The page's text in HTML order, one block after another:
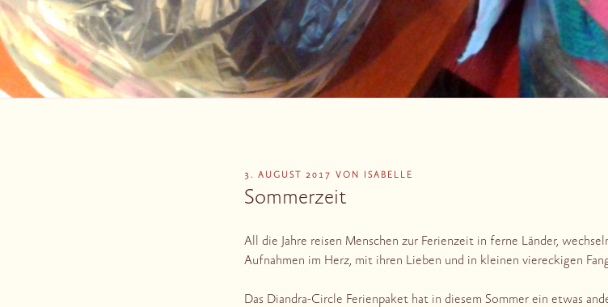
VERÖFFENTLICHT
AM
3. AUGUST 2017 VON ISABELLE
Sommerzeit
All die Jahre reisen Menschen zur Ferienzeit in ferne Länder,
Aufnahmen im Herz, mit ihren Lieben und in kleinen viereckigen
Das Diandra-Circle Ferienpaket hat in diesem Sommer ein etwas